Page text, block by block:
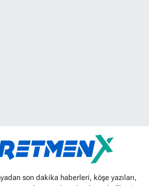
son dakika haberleri, köşe yazıları,